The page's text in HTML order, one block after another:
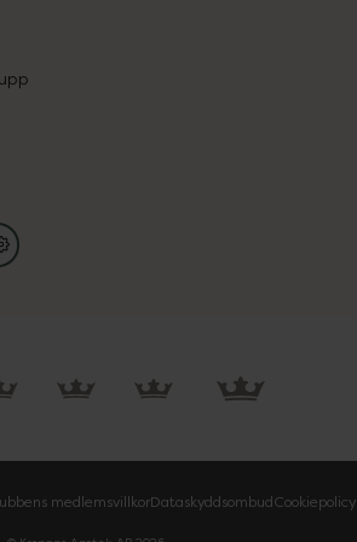
medlemsvillkorDataskyddsombudCookiepolicy